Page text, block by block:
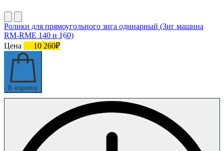
Ролики для прямоугольного зига одинарный (Зиг машина
RM-RME 140 и 160)
Цена
10 260₽
В корзину